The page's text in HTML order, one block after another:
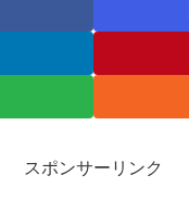
スポンサーリンク